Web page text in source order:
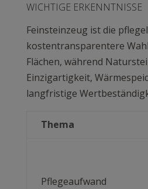
WICHTIGE ERKENNTNISSE
Feinsteinzeug ist die
kostentransparentere
Flächen, während
Einzigartigkeit,
langfristige
Thema
Pflegeaufwand